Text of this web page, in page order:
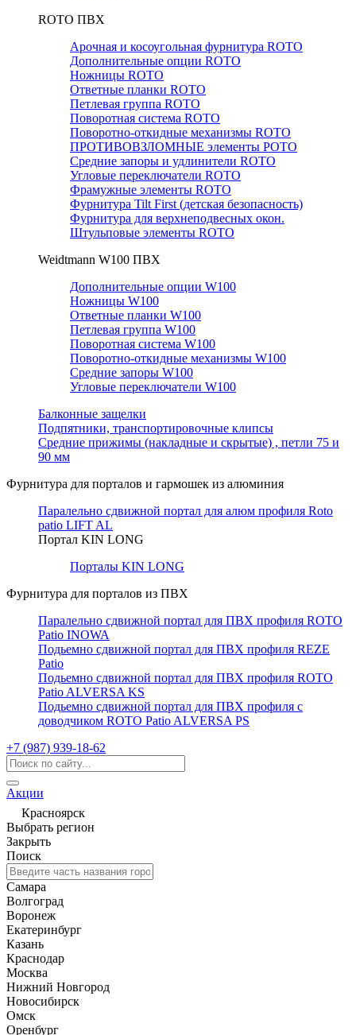
RОTO ПВХ
Арочная и косоугольная фурнитура ROTO
Дополнительные опции ROTO
Ножницы ROTO
Ответные планки ROTO
Петлевая группа ROTO
Поворотная система ROTO
Поворотно-откидные механизмы ROTO
ПРОТИВОВЗЛОМНЫЕ элементы РОТО
Средние запоры и удлинители ROTO
Угловые переключатели ROTO
Фрамужные элементы ROTO
Фурнитура Tilt First (детская безопасность)
Фурнитура для верхнеподвесных окон.
Штульповые элементы ROTO
Weidtmann W100 ПВХ
Дополнительные опции W100
Ножницы W100
Ответные планки W100
Петлевая группа W100
Поворотная система W100
Поворотно-откидные механизмы W100
Средние запоры W100
Угловые переключатели W100
Балконные защелки
Подпятники, транспортировочные клипсы
Средние прижимы (накладные и скрытые) , петли 75 и
90 мм
Фурнитура для порталов и гармошек из алюминия
Паралельно сдвижной портал для алюм профиля Roto
patio LIFT AL
Портал KIN LONG
Порталы KIN LONG
Фурнитура для порталов из ПВХ
Паралельно сдвижной портал для ПВХ профиля ROTO
Patio INOWA
Подьемно сдвижной портал для ПВХ профиля REZE
Patio
Подьемно сдвижной портал для ПВХ профиля ROTO
Patio ALVERSA KS
Подьемно сдвижной портал для ПВХ профиля с
доводчиком ROTO Patio ALVERSA PS
+7 (987) 939-18-62
Акции
Красноярск
Выбрать регион
Закрыть
Поиск
Самара
Волгоград
Воронеж
Екатеринбург
Казань
Краснодар
Москва
Нижний Новгород
Новосибирск
Омск
Оренбург